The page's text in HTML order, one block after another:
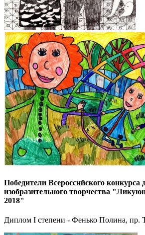
Победители Всероссийского конкурса
изобразительного творчества
2018"
Диплом I степени - Фенько Полина, пр.